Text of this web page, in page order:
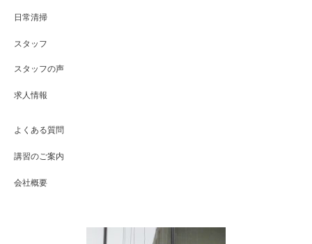
日常清掃
スタッフ
スタッフの声
求人情報
よくある質問
講習のご案内
会社概要